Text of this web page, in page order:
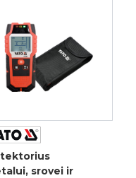
srovei ir